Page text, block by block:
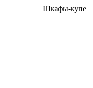
Шкафы-купе